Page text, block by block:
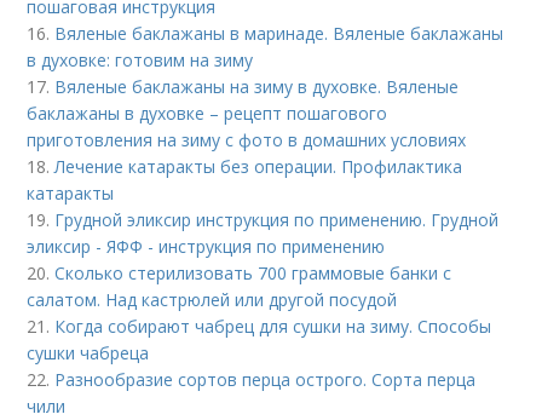
пошаговая инструкция
16. Вяленые баклажаны в маринаде. Вяленые баклажаны
в духовке: готовим на зиму
17. Вяленые баклажаны на зиму в духовке. Вяленые
баклажаны в духовке – рецепт пошагового
приготовления на зиму с фото в домашних условиях
18.Лечение катаракты без операции. Профилактика
катаракты
19. Грудной эликсир инструкция по применению. Грудной
эликсир - ЯФФ - инструкция по применению
20.Сколько стерилизовать 700 граммовые банки с
салатом. Над кастрюлей или другой посудой
21. Когда собирают чабрец для сушки на зиму. Способы
сушки чабреца
22. Разнообразие сортов перца острого. Сорта перца
чили